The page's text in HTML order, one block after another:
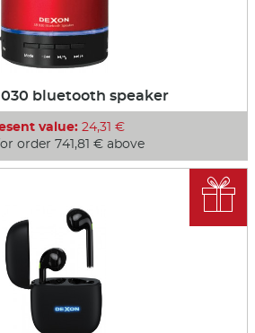
030 bluetooth speaker
value:24,31 €
order 741,81 € above
